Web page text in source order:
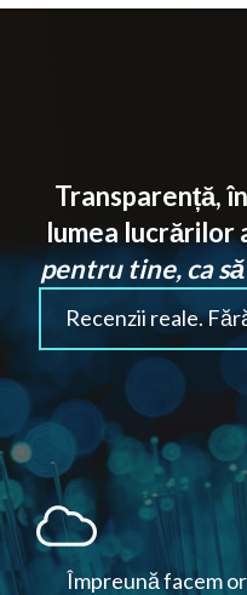
Transparență,
lumea lucrărilor
pentru tine, ca
Recenzii reale.
Împreună facem